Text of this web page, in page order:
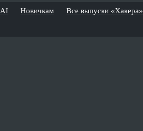
AI Новичкам Все выпуски «Хакера»